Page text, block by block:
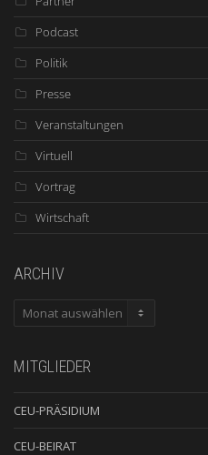
Podcast
Politik
Presse
Veranstaltungen
Virtuell
Vortrag
Wirtschaft
ARCHIV
ARCHIV
MITGLIEDER
CEU-PRÄSIDIUM
CEU-BEIRAT